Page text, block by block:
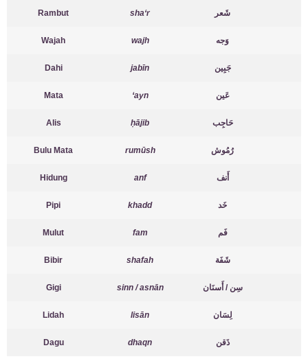
Rambut sha‘r شَعر
Wajah wajh وَجه
Dahi jabīn جَبِين
Mata ‘ayn عَين
Alis ḥājib حَاجِب
Bulu Mata rumūsh رُمُوش
Hidung anf أَنف
Pipi khadd خَد
Mulut fam فَم
Bibir shafah شَفَة
Gigi sinn / asnān سِن / أَسنَان
Lidah lisān لِسَان
Dagu dhaqn ذَقن